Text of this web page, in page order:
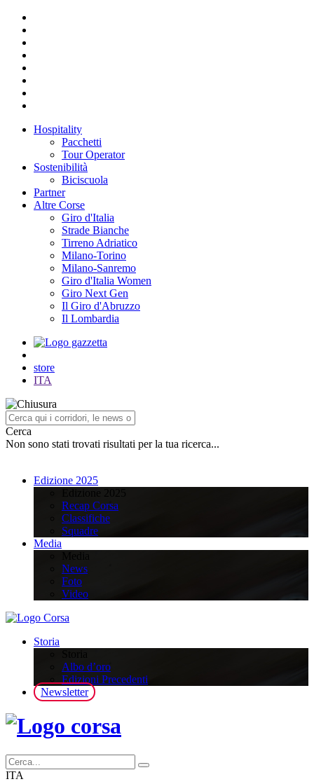
Hospitality
Pacchetti
Tour Operator
Sostenibilità
Biciscuola
Partner
Altre Corse
Giro d'Italia
Strade Bianche
Tirreno Adriatico
Milano-Torino
Milano-Sanremo
Giro d'Italia Women
Giro Next Gen
Il Giro d'Abruzzo
Il Lombardia
store
ITA
Cerca
Non sono stati trovati risultati per la tua ricerca...
Edizione 2025
Recap Corsa
Classifiche
Squadre
Media
News
Foto
Video
Storia
Albo d’oro
Edizioni Precedenti
Newsletter
ITA